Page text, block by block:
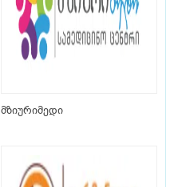
მზიურიმედი